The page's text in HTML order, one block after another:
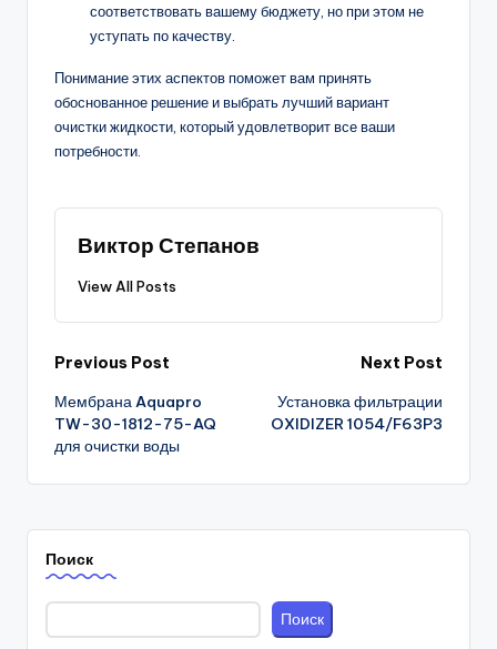
соответствовать вашему бюджету, но при этом не
уступать по качеству.
Понимание этих аспектов поможет вам принять
обоснованное решение и выбрать лучший вариант
очистки жидкости, который удовлетворит все ваши
потребности.
Виктор Степанов
View All Posts
Post
navigation
Previous Post
Мембрана Aquapro
TW-30-1812-75-AQ
для очистки воды
Next Post
Установка фильтрации
OXIDIZER 1054/F63P3
Поиск
Поиск